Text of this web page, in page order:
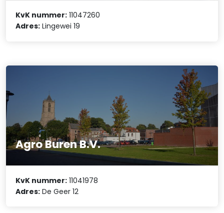
KvK nummer: 11047260
Adres: Lingewei 19
Agro Buren B.V.
KvK nummer: 11041978
Adres: De Geer 12